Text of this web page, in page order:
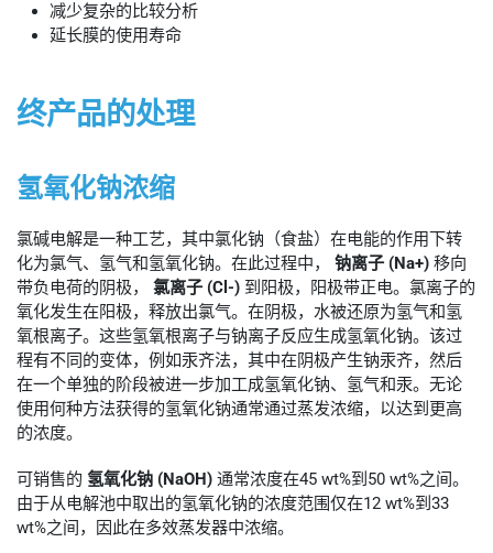
减少复杂的比较分析
延长膜的使用寿命
终产品的处理
氢氧化钠浓缩
氯碱电解是一种工艺，其中氯化钠（食盐）在电能的作用下转
化为氯气、氢气和氢氧化钠。在此过程中， 钠离子 (Na+) 移向
带负电荷的阴极， 氯离子 (Cl-) 到阳极，阳极带正电。氯离子的
氧化发生在阳极，释放出氯气。在阴极，水被还原为氢气和氢
氧根离子。这些氢氧根离子与钠离子反应生成氢氧化钠。该过
程有不同的变体，例如汞齐法，其中在阴极产生钠汞齐，然后
在一个单独的阶段被进一步加工成氢氧化钠、氢气和汞。无论
使用何种方法获得的氢氧化钠通常通过蒸发浓缩，以达到更高
的浓度。
可销售的 氢氧化钠 (NaOH) 通常浓度在45 wt%到50 wt%之间。
由于从电解池中取出的氢氧化钠的浓度范围仅在12 wt%到33
wt%之间，因此在多效蒸发器中浓缩。